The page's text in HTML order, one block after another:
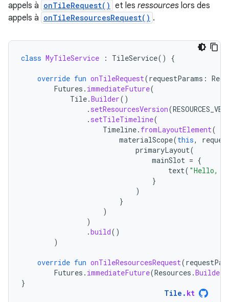
appels à onTileRequest() et les ressources lors des
appels à onTileResourcesRequest() .
class MyTileService : TileService() {
override fun onTileRequest(requestParams :
Futures . immediateFuture(
Tile.Builder()
. setResourcesVersion(
. setTileTimeline(
Timeline. fromLayoutElement(
materialScope(this,
primaryLayout(
mainSlot = {
text( "Hello,
}
)
}
)
)
.build()
)
override fun onTileResourcesRequest(
Futures . immediateFuture(Resources .Builder
}
Tile . kt